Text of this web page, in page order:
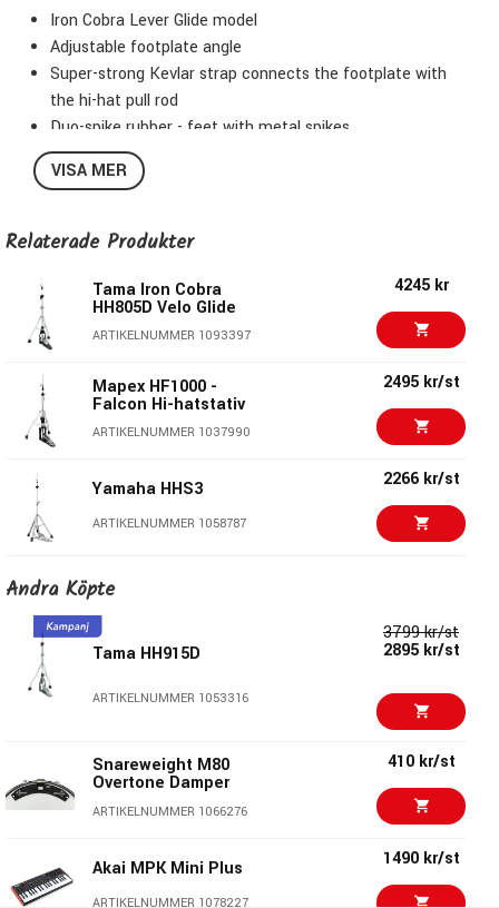
Iron Cobra Lever Glide model
Adjustable footplate angle
Super-strong Kevlar strap connects the footplate with
the hi-hat pull rod
Duo-spike rubber - feet with metal spikes
Tilt system
Two legs
Quick-set hi-hat clutch
Foldable pedal plate
Tiltable
Two-piece heel block for better durability
VISA MER
Relaterade Produkter
Tama Iron Cobra
HH805D Velo Glide
ARTIKELNUMMER 1093397
4245 kr
Mapex HF1000 -
Falcon Hi-hatstativ
ARTIKELNUMMER 1037990
2495 kr/st
Yamaha HHS3
ARTIKELNUMMER 1058787
2266 kr/st
Yamaha HS740A Hi-Hat
Stand
Tama HTC107W
ARTIKELNUMMER 1044035
3495 kr/st
Tama HH205 1359 kr/st
Andra Köpte
Tama HH915D
ARTIKELNUMMER 1053316
3799 kr/st
2895 kr/st
Snareweight M80
Overtone Damper
ARTIKELNUMMER 1066276
410 kr/st
Akai MPK Mini Plus
ARTIKELNUMMER 1078227
1490 kr/st